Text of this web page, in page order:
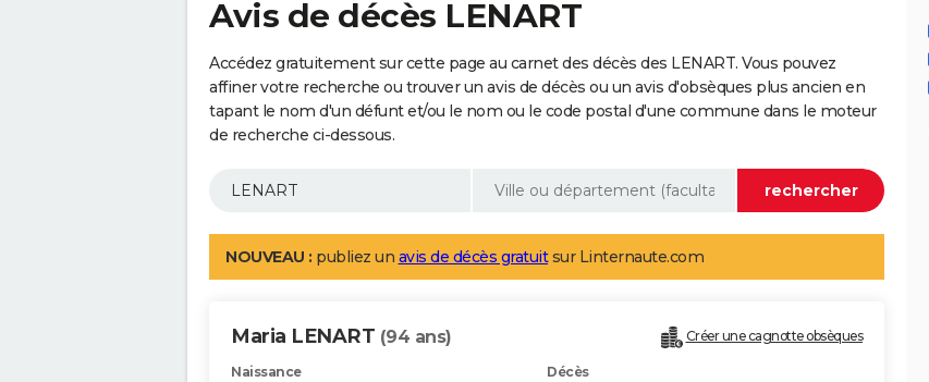
Avis de décès LENART
Accédez gratuitement sur cette page au carnet des décès des LENART. Vous pouvez
affiner votre recherche ou trouver un avis de décès ou un avis d'obsèques plus ancien en
tapant le nom d'un défunt et/ou le nom ou le code postal d'une commune dans le moteur
de recherche ci-dessous.
NOUVEAU : publiez un avis de décès gratuitsur Linternaute.com
Maria LENART (94 ans) Créer une cagnotte obsèques
Naissance Décès